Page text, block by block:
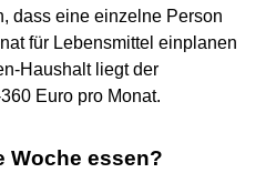
dass eine einzelne Person
für Lebensmittel einplanen
Haushalt liegt der
Euro pro Monat.
Woche essen?